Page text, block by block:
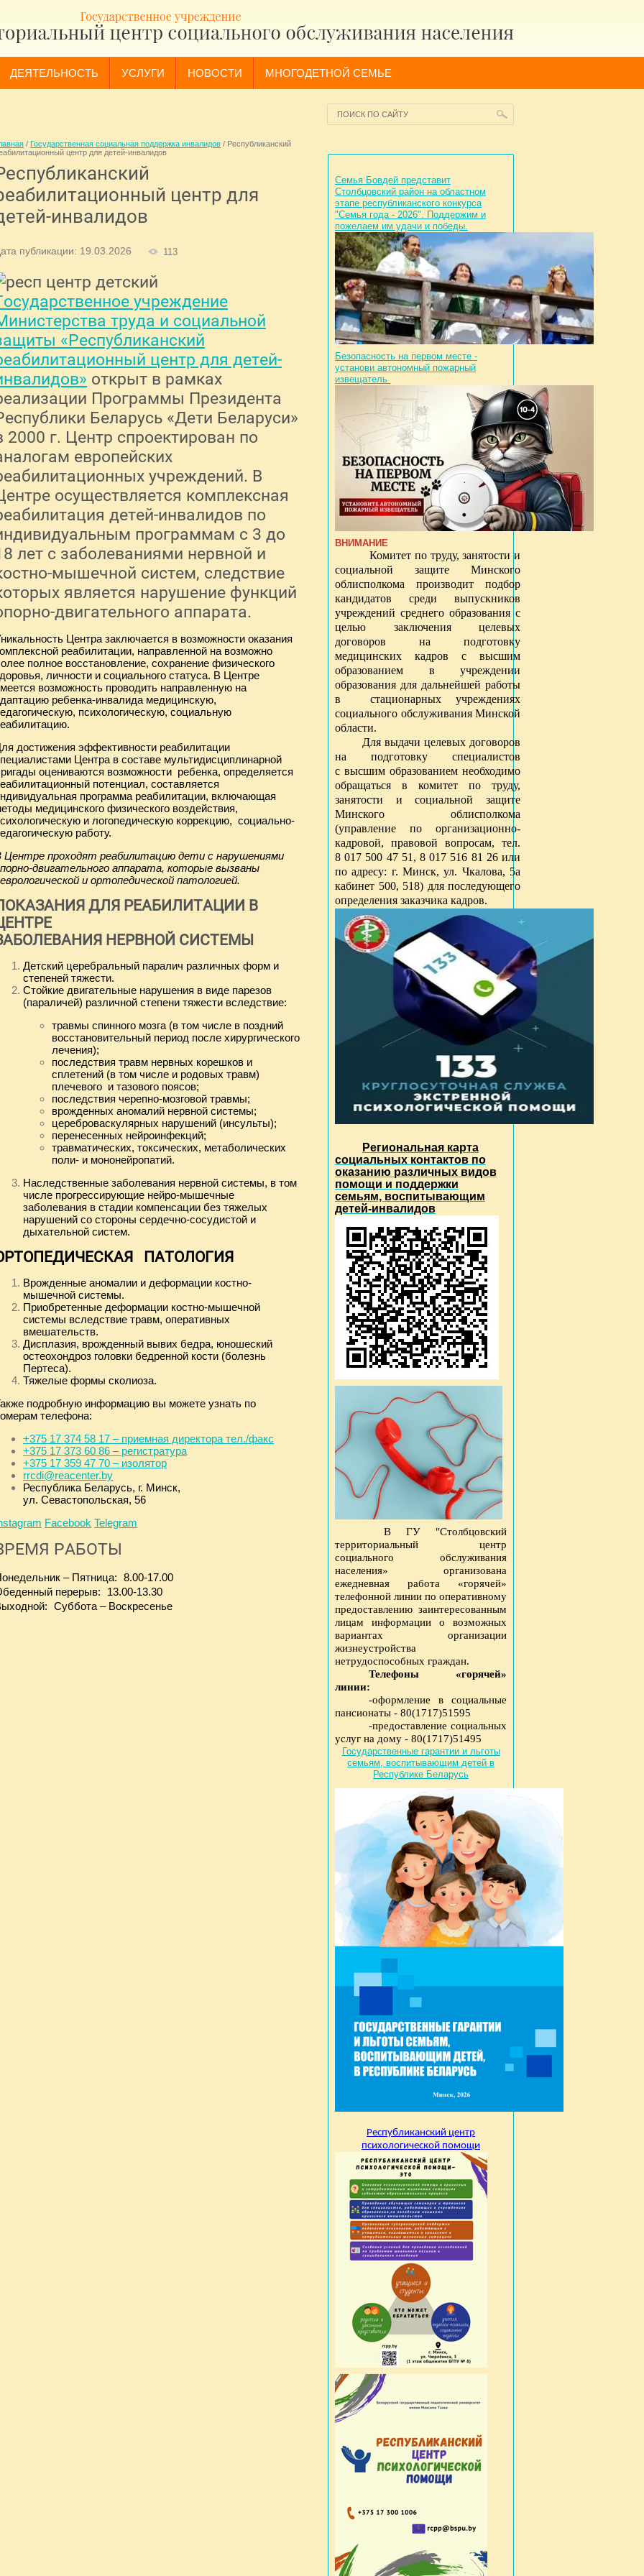
ДЕЯТЕЛЬНОСТЬ УСЛУГИ НОВОСТИ МНОГОДЕТНОЙ СЕМЬЕ
Семья Бовдей представит
Столбцовский район на областном
этапе республиканского конкурса
"Семья года - 2026". Поддержим и
пожелаем им удачи и победы.
Безопасность на первом месте -
установи автономный пожарный
извещатель
ВНИМАНИЕ
Комитет по труду, занятости и
социальной защите Минского
облисполкома производит подбор
кандидатов среди выпускников
учреждений среднего образования с
целью заключения целевых
договоров на подготовку
медицинских кадров с высшим
образованием в учреждении
образования для дальнейшей работы
в стационарных учреждениях
социального обслуживания Минской
области.
Для выдачи целевых договоров
на подготовку специалистов
с высшим образованием необходимо
обращаться в комитет по труду,
занятости и социальной защите
Минского облисполкома
(управление по организационно-
кадровой, правовой вопросам, тел.
8 017 500 47 51, 8 017 516 81 26 или
по адресу: г. Минск, ул. Чкалова, 5а
кабинет 500, 518) для последующего
определения заказчика кадров.
Региональная карта
социальных контактов по
оказанию различных видов
помощи и поддержки
семьям, воспитывающим
детей-инвалидов
В ГУ "Столбцовский
территориальный центр
социального обслуживания
населения» организована
ежедневная работа «горячей»
телефонной линии по оперативному
предоставлению заинтересованным
лицам информации о возможных
вариантах организации
жизнеустройства
нетрудоспособных граждан.
Телефоны «горячей»
линии:
-оформление в социальные
пансионаты - 80(1717)51595
-предоставление социальных
услуг на дому - 80(1717)51495
Государственные гарантии и льготы
семьям, воспитывающим детей в
Республике Беларусь
Республиканский центр
психологической помощи
/ Государственная социальная поддержка инвалидов / Республиканский
центр для детей-инвалидов
центр для
инвалидов
публикации: 19.03.2026 113
учреждение
труда и социальной
«Республиканский
центр для детей-
открыт в рамках
Программы Президента
Беларусь «Дети Беларуси»
2000 г. Центр спроектирован по
европейских
учреждений. В
осуществляется комплексная
детей-инвалидов по
программам с 3 до
лет с заболеваниями нервной и
мышечной систем, следствие
является нарушение функций
двигательного аппарата.
Центра заключается в возможности оказания
реабилитации, направленной на возможно
полное восстановление, сохранение физического
личности и социального статуса. В Центре
возможность проводить направленную на
ребенка-инвалида медицинскую,
психологическую, социальную
достижения эффективности реабилитации
Центра в составе мультидисциплинарной
оцениваются возможности ребенка, определяется
потенциал, составляется
программа реабилитации, включающая
медицинского физического воздействия,
и логопедическую коррекцию, социально-
работу.
Центре проходят реабилитацию дети с нарушениями
двигательного аппарата, которые вызваны
и ортопедической патологией.
ДЛЯ РЕАБИЛИТАЦИИ В
НЕРВНОЙ СИСТЕМЫ
Детский церебральный паралич различных форм и
степеней тяжести.
Стойкие двигательные нарушения в виде парезов
(параличей) различной степени тяжести вследствие:
травмы спинного мозга (в том числе в поздний
восстановительный период после хирургического
лечения);
последствия травм нервных корешков и
сплетений (в том числе и родовых травм)
плечевого и тазового поясов;
последствия черепно-мозговой травмы;
врожденных аномалий нервной системы;
цереброваскулярных нарушений (инсульты);
перенесенных нейроинфекций;
травматических, токсических, метаболических
поли- и мононейропатий.
Наследственные заболевания нервной системы, в том
числе прогрессирующие нейро-мышечные
заболевания в стадии компенсации без тяжелых
нарушений со стороны сердечно-сосудистой и
дыхательной систем.
ПАТОЛОГИЯ
Врожденные аномалии и деформации костно-
мышечной системы.
Приобретенные деформации костно-мышечной
системы вследствие травм, оперативных
вмешательств.
Дисплазия, врожденный вывих бедра, юношеский
остеохондроз головки бедренной кости (болезнь
Пертеса).
Тяжелые формы сколиоза.
подробную информацию вы можете узнать по
телефона:
+375 17 374 58 17 – приемная директора тел./факс
+375 17 373 60 86 – регистратура
+375 17 359 47 70 – изолятор
rrcdi@reacenter.by
Республика Беларусь, г. Минск,
ул. Севастопольская, 56
Facebook Telegram
РАБОТЫ
– Пятница: 8.00-17.00
перерыв: 13.00-13.30
Суббота – Воскресенье